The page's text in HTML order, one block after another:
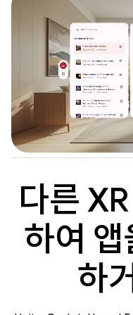
다른
하여
하